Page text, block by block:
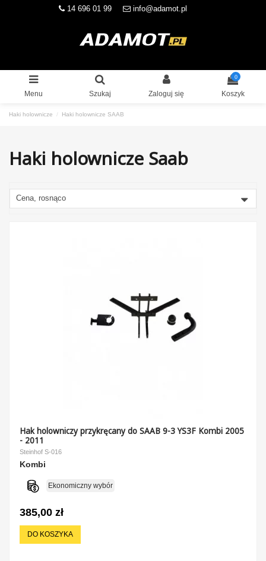
14 696 01 99 info@adamot.pl
Menu Szukaj Zaloguj się
0
Koszyk
Haki holownicze Haki holownicze SAAB
Haki holownicze Saab
Cena, rosnąco
Hak holowniczy przykręcany do SAAB 9-3 YS3F Kombi 2005
- 2011
Steinhof S-016
Kombi
Ekonomiczny wybór
385,00 zł
DO KOSZYKA